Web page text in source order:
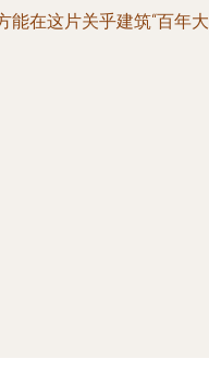
能在这片关乎建筑“百年大